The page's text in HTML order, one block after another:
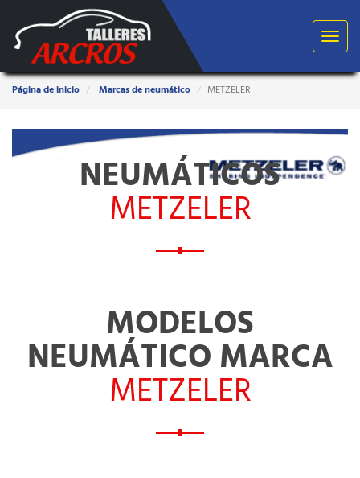
Toggle
Estas
aquí:
Página de inicio Marcas de neumático METZELER
NEUMÁTICOS
METZELER
MODELOS
NEUMÁTICO MARCA
METZELER